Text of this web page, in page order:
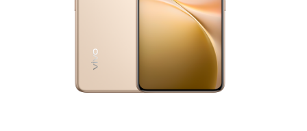
Казахстан | Выберите страну/регион